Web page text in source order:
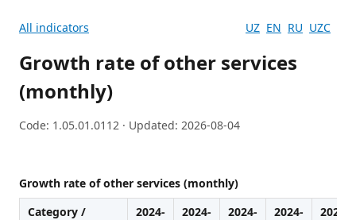
All indicators UZ EN RU UZC
Growth rate of other services
(monthly)
Code: 1.05.01.0112 · Updated: 2026-08-04
Growth rate of other services (monthly)
Category /
2024-
2024-
2024-
2024-
2024-